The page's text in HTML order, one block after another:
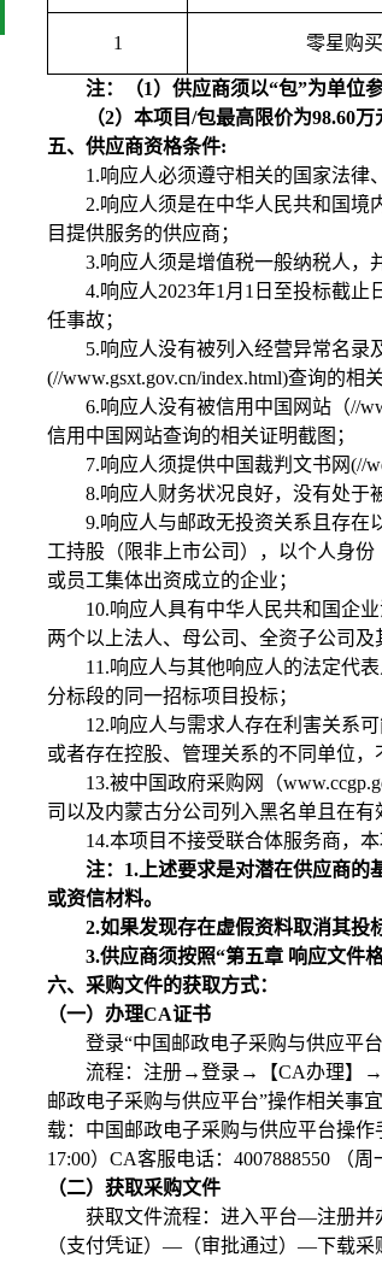
1 零星购
注：（1）供应商须以“包”为单位
（2）本项目/包最高限价为98.60
五、供应商资格条件:
1.响应人必须遵守相关的国家法律
2.响应人须是在中华人民共和国境
目提供服务的供应商；
3.响应人须是增值税一般纳税人，
4.响应人2023年1月1日至投标截
任事故；
5.响应人没有被列入经营异常名录
(//www.gsxt.gov.cn/index.html)查询的相
6.响应人没有被信用中国网站（//
信用中国网站查询的相关证明截图；
7.响应人须提供中国裁判文书网(//
8.响应人财务状况良好，没有处于
9.响应人与邮政无投资关系且存在
工持股（限非上市公司），以个人身
或员工集体出资成立的企业；
10.响应人具有中华人民共和国企
两个以上法人、母公司、全资子公司及
11.响应人与其他响应人的法定代
分标段的同一招标项目投标；
12.响应人与需求人存在利害关系
或者存在控股、管理关系的不同单位，
13.被中国政府采购网（
司以及内蒙古分公司列入黑名单且在有
14.本项目不接受联合体服务商，
注：1.上述要求是对潜在供应商的
或资信材料。
2.如果发现存在虚假资料取消其投
3.供应商须按照“第五章 响应文件
六、采购文件的获取方式：
（一）办理CA证书
登录“中国邮政电子采购与供应平
流程：注册→登录→【CA办理】
邮政电子采购与供应平台”操作相关
载：中国邮政电子采购与供应平台操作
17:00） CA客服电话：4007888550 （周
（二）获取采购文件
获取文件流程：进入平台—注册
（支付凭证）—（审批通过）—下载采